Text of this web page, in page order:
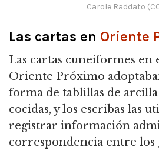
Carole Raddato
Las cartas en Oriente
Las cartas cuneiformes en
Oriente Próximo
forma de tablillas de
cocidas, y los escribas las
registrar información
correspondencia entre los